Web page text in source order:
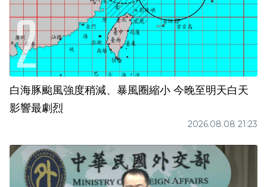
白海豚颱風強度稍減、暴風圈縮小 今晚至明天白天
影響最劇烈
2026.08.08 21:23